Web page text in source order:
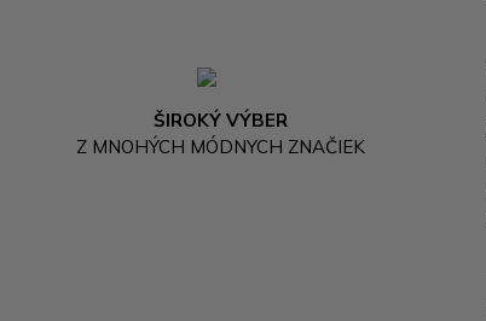
ŠIROKÝ VÝBER
Z MNOHÝCH MÓDNYCH ZNAČIEK